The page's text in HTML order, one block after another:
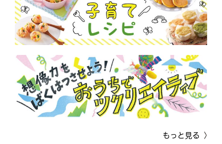
もっと見る